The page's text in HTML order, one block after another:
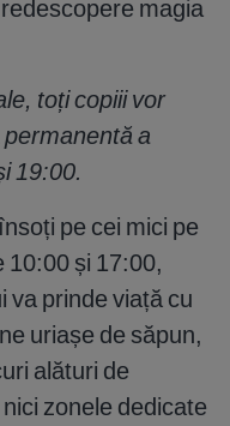
magia
toți copiii vor
a
19:00.
pe cei mici pe
10:00 și 17:00,
va prinde viață cu
uriașe de săpun,
alături de
zonele dedicate